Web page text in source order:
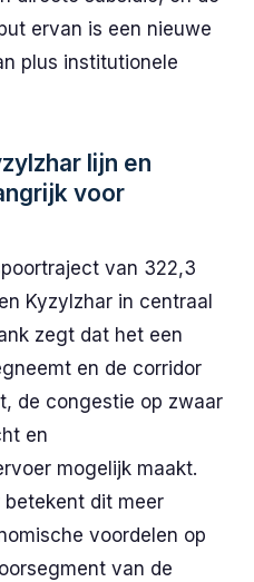
ervan is een nieuwe
plus institutionele
lijn en
voor
van 322,3
Kyzylzhar in centraal
zegt dat het een
en de corridor
de congestie op zwaar
en
mogelijk maakt.
dit meer
voordelen op
van de